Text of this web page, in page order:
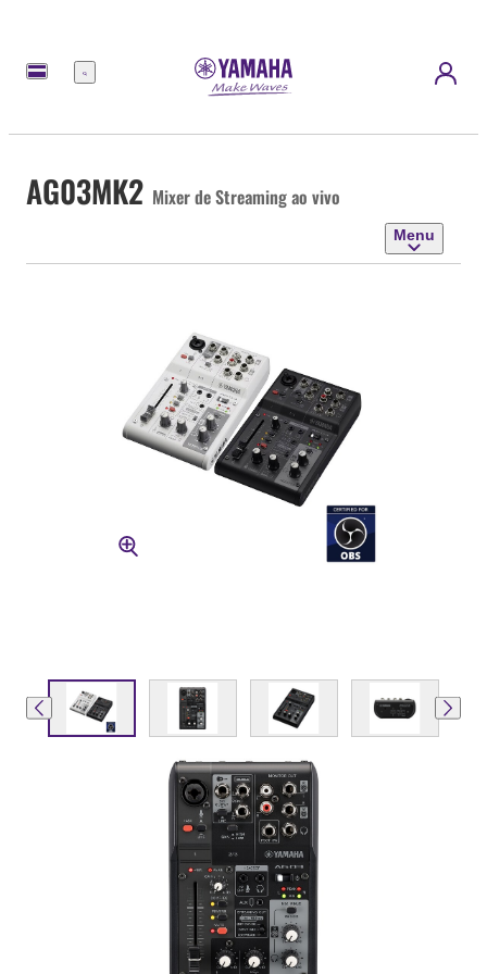
Menu
AG03MK2 Mixer de Streaming ao vivo
Menu